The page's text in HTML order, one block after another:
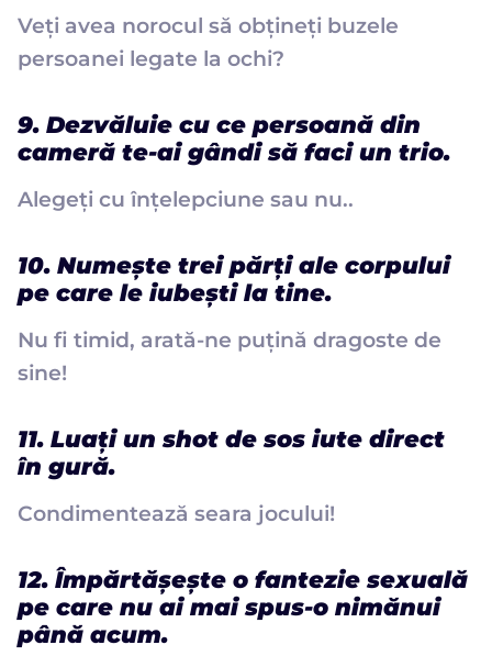
Veți avea norocul să obțineți buzele
persoanei legate la ochi?
9. Dezvăluie cu ce persoană din
cameră te-ai gândi să faci un trio.
Alegeți cu înțelepciune sau nu..
10. Numește trei părți ale corpului
pe care le iubești la tine.
Nu fi timid, arată-ne puțină dragoste de
sine!
11. Luați un shot de sos iute direct
în gură.
Condimentează seara jocului!
12. Împărtășește o fantezie sexuală
pe care nu ai mai spus-o nimănui
până acum.